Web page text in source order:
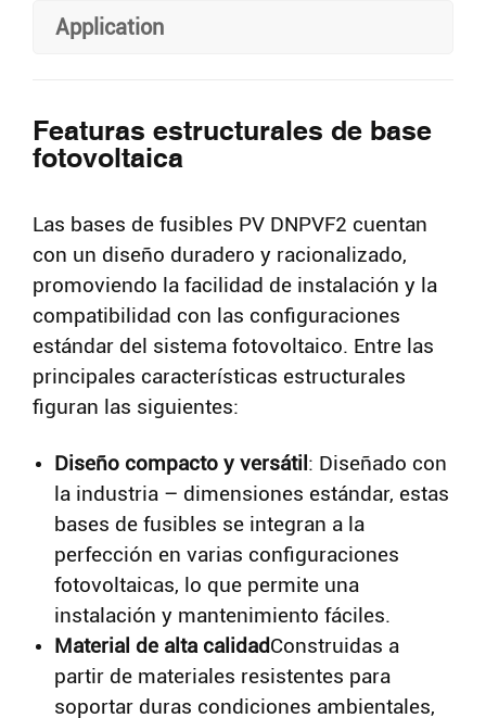
Application
Featuras estructurales de base
fotovoltaica
Las bases de fusibles PV DNPVF2 cuentan
con un diseño duradero y racionalizado,
promoviendo la facilidad de instalación y la
compatibilidad con las configuraciones
estándar del sistema fotovoltaico. Entre las
principales características estructurales
figuran las siguientes:
Diseño compacto y versátil : Diseñado con
la industria – dimensiones estándar, estas
bases de fusibles se integran a la
perfección en varias configuraciones
fotovoltaicas, lo que permite una
instalación y mantenimiento fáciles.
Material de alta calidadConstruidas a
partir de materiales resistentes para
soportar duras condiciones ambientales,